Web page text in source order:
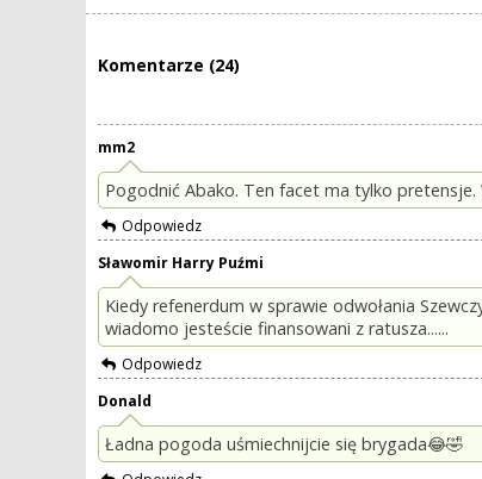
Komentarze (24)
mm2
Pogodnić Abako. Ten facet ma tylko
Odpowiedz
Sławomir Harry Puźmi
Kiedy refenerdum w sprawie odwołania
wiadomo jesteście finansowani z ratusza......
Odpowiedz
Donald
Ładna pogoda uśmiechnijcie się brygada😂🤣